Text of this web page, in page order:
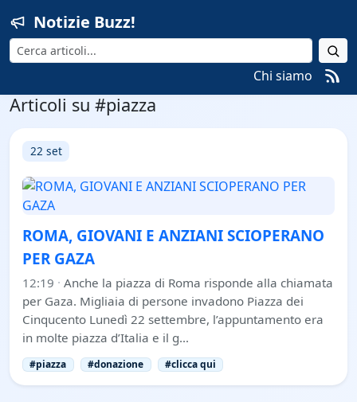
Notizie Buzz!
Cerca
Chi siamo
Articoli su #piazza
22 set
ROMA, GIOVANI E ANZIANI SCIOPERANO
PER GAZA
12:19 · Anche la piazza di Roma risponde alla chiamata
per Gaza. Migliaia di persone invadono Piazza dei
Cinqucento Lunedì 22 settembre, l’appuntamento era
in molte piazza d’Italia e il g…
#piazza #donazione #clicca qui